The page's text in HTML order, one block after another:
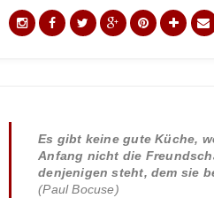
Es gibt keine gute Küche,
Anfang nicht die
denjenigen steht, dem sie
(Paul Bocuse)